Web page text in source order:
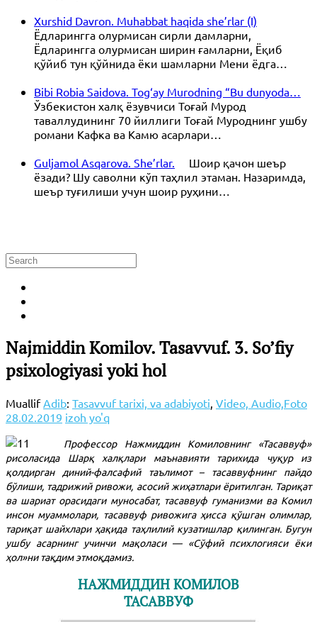
Xurshid Davron. Muhabbat haqida she’rlar (I)
Ёдларингга олурмисан сирли дамларни,
Ёдларингга олурмисан ширин ғамларни, Ёқиб
қўйиб тун қўйнида ёки шамларни Мени ёдга…
Bibi Robia Saidova. Tog‘ay Murodning “Bu dunyoda…
Ўзбекистон халқ ёзувчиси Тоғай Мурод
таваллудининг 70 йиллиги Тоғай Муроднинг ушбу
романи Кафка ва Камю асарлари…
Guljamol Asqarova. She’rlar.
Шоир қачон шеър
ёзади? Шу саволни кўп таҳлил этаман. Назаримда,
шеър туғилиши учун шоир руҳини…
Najmiddin Komilov. Tasavvuf. 3. So’fiy
psixologiyasi yoki hol
Muallif Adib: Tasavvuf tarixi, va adabiyoti Video, Audio,Foto
28.02.2019 izoh yo'q
Профессор Нажмиддин Комиловнинг «Тасаввуф»
рисоласида Шарқ халқлари маънавияти тарихида чуқур из
қолдирган диний-фалсафий таълимот – тасаввуфнинг пайдо
бўлиши, тадрижий ривожи, асосий жиҳатлари ёритилган. Тариқат
ва шариат орасидаги муносабат, тасаввуф гуманизми ва Комил
инсон муаммолари, тасаввуф ривожига ҳисса қўшган олимлар,
тариқат шайхлари ҳақида таҳлилий кузатишлар қилинган. Бугун
ушбу асарнинг учинчи мақоласи — «Сўфий психлогияси ёки
ҳол»ни тақдим этмоқдамиз.
НАЖМИДДИН КОМИЛОВ
ТАСАВВУФ